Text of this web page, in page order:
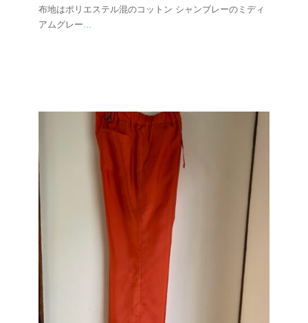
布地はポリエステル混のコットン シャンブレーのミディ
アムグレー...